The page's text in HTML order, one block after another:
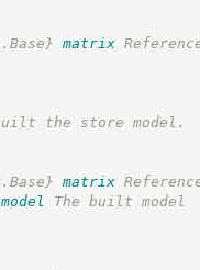
matrix
the store model.
matrix
model
The built model